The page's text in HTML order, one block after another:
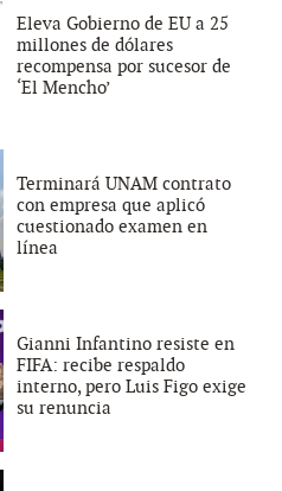
Eleva Gobierno de EU a 25
millones de dólares
recompensa por sucesor de
‘El Mencho’
Terminará UNAM contrato
con empresa que aplicó
cuestionado examen en
línea
Gianni Infantino resiste en
FIFA: recibe respaldo
interno, pero Luis Figo exige
su renuncia